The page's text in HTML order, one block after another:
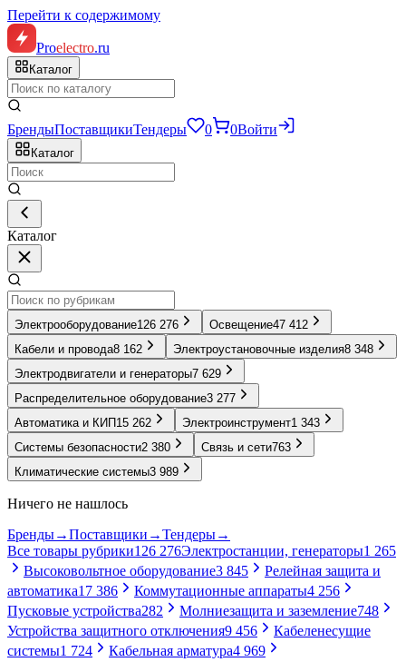
Перейти к содержимому
Proelectro.ru
Каталог
БрендыПоставщикиТендеры 0 0Войти
Каталог
Каталог
Электрооборудование126 276 Освещение47 412
Кабели и провода8 162 Электроустановочные изделия8 348
Электродвигатели и генераторы7 629
Распределительное оборудование3 277
Автоматика и КИП 15 262 Электроинструмент1 343
Системы безопасности2 380 Связь и сети763
Климатические системы3 989
Ничего не нашлось
Бренды→Поставщики →Тендеры→
Все товары рубрики126 276Электростанции, генераторы1 265
Высоковольтное оборудование3 845
Релейная защита и
автоматика17 386 Коммутационные аппараты4 256
Пусковые устройства282 Молниезащита и заземление748
Устройства защитного отключения9 456
Кабеленесущие
системы1 724 Кабельная арматура4 969